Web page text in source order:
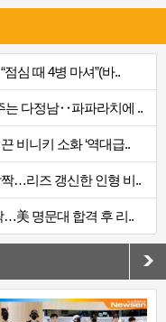
심 때 4병 마셔”(바..
는 다정남‥파파라치에 ..
비니키 소화 ‘역대급..
…리즈 갱신한 인형 비..
…美 명문대 합격 후 리..